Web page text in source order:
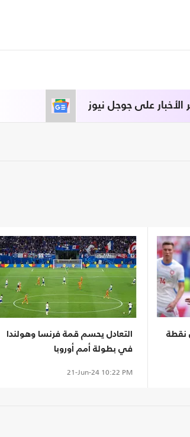
الأخبار على جوجل نيوز
نقطة
التعادل يحسم قمة فرنسا وهولندا
في بطولة أمم أوروبا
21-Jun-2410:22 PM